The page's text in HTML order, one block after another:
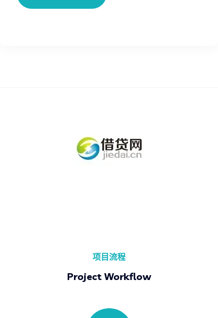
项目流程
Project Workflow